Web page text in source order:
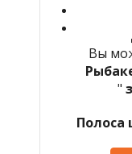
Вы
"
Полоса